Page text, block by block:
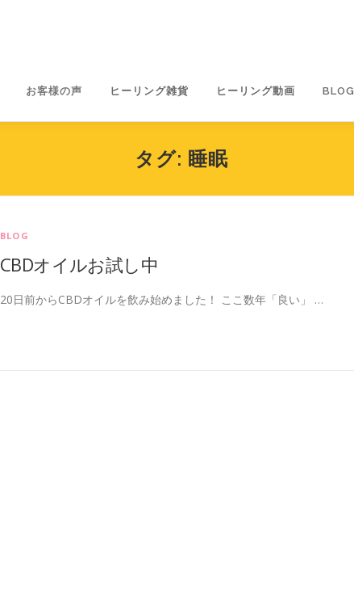
お客様の声 ヒーリング雑貨 ヒーリング動画 BLOG
タグ: 睡眠
BLOG
CBDオイルお試し中
20日前からCBDオイルを飲み始めました！ ここ数年「良い」 …